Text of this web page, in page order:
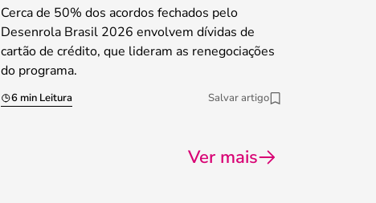
Cerca de 50% dos acordos fechados pelo
Desenrola Brasil 2026 envolvem dívidas de
cartão de crédito, que lideram as renegociações
do programa.
6 min Leitura Salvar artigo
Ver mais